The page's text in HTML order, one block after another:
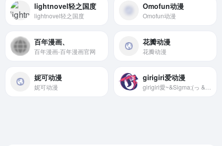
lightnovel轻之国度
lightnovel轻之国度
Omofun动漫
Omofun动漫
百年漫画、
百年漫画-百年漫画官网
花瓣动漫
花瓣动漫
妮可动漫
妮可动漫
girigiri爱动漫